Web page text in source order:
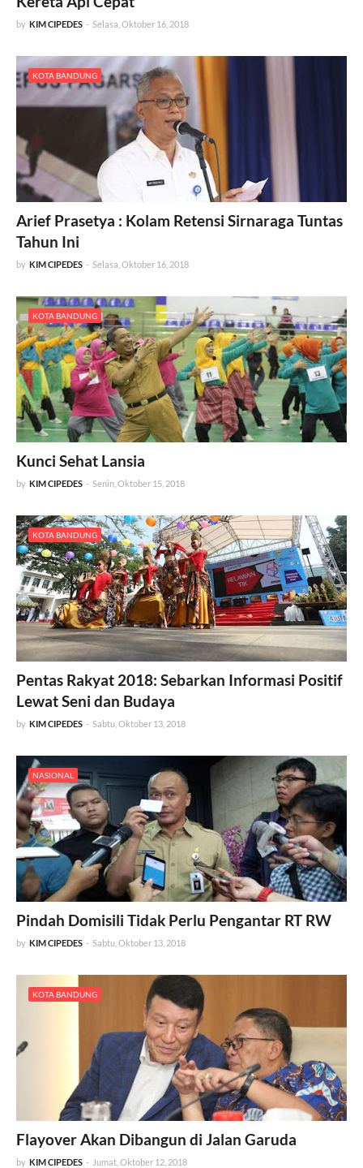
by KIM CIPEDES - Selasa, Oktober 16, 2018
KOTA BANDUNG
Arief Prasetya : Kolam Retensi Sirnaraga Tuntas
Tahun Ini
by KIM CIPEDES - Selasa, Oktober 16, 2018
KOTA BANDUNG
Kunci Sehat Lansia
by KIM CIPEDES - Senin, Oktober 15, 2018
KOTA BANDUNG
Pentas Rakyat 2018: Sebarkan Informasi Positif
Lewat Seni dan Budaya
by KIM CIPEDES - Sabtu, Oktober 13, 2018
NASIONAL
Pindah Domisili Tidak Perlu Pengantar RT RW
by KIM CIPEDES - Sabtu, Oktober 13, 2018
KOTA BANDUNG
Flayover Akan Dibangun di Jalan Garuda
by KIM CIPEDES - Jumat, Oktober 12, 2018